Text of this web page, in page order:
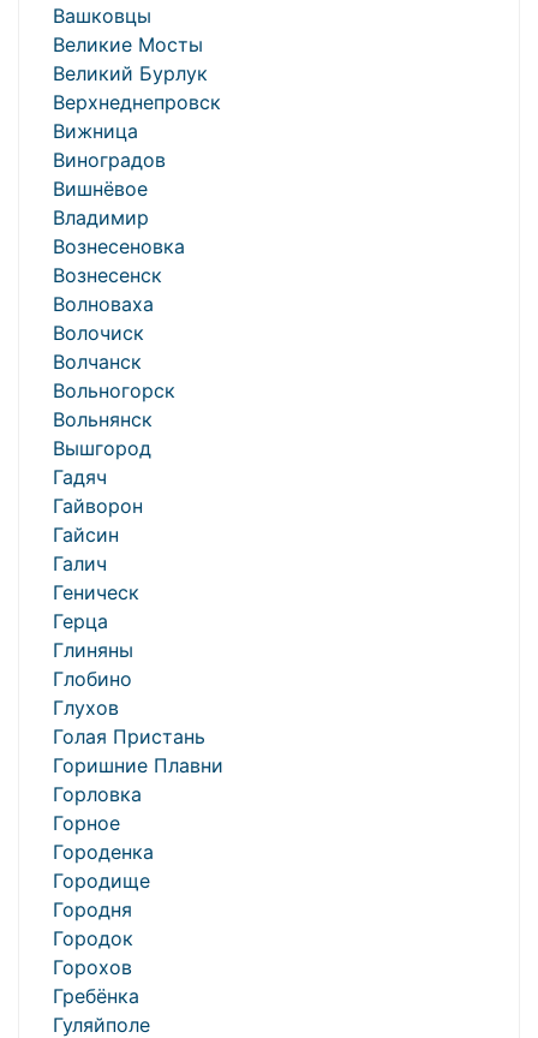
Вашковцы
Великие Мосты
Великий Бурлук
Верхнеднепровск
Вижница
Виноградов
Вишнёвое
Владимир
Вознесеновка
Вознесенск
Волноваха
Волочиск
Волчанск
Вольногорск
Вольнянск
Вышгород
Гадяч
Гайворон
Гайсин
Галич
Геническ
Герца
Глиняны
Глобино
Глухов
Голая Пристань
Горишние Плавни
Горловка
Горное
Городенка
Городище
Городня
Городок
Горохов
Гребёнка
Гуляйполе